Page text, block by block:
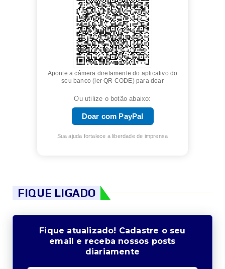
Aponte a câmera diretamente do aplicativo do
seu banco (ler QR CODE) para doar
Ou utilize o botão abaixo:
Doar com PayPal
Sua ajuda fortalece a liberdade de imprensa
FIQUE LIGADO
Fique atualizado! Cadastre o seu
email e receba nossos posts
diariamente